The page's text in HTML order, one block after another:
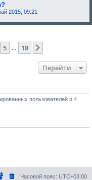
2015, 09:21
18
5 18
Перейти
пользователей и 4
Часовой пояс: UTC+03:00